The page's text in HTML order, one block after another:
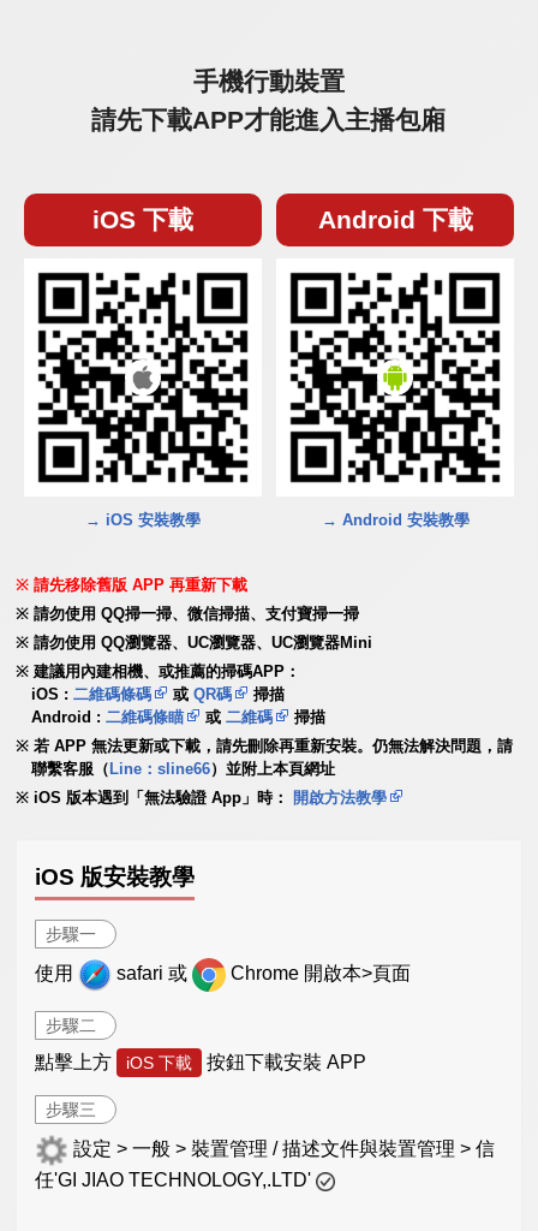
手機行動裝置
請先下載APP才能進入主播包廂
iOS 下載
→ iOS 安裝教學
Android 下載
→ Android 安裝教學
請先移除舊版 APP 再重新下載
請勿使用 QQ掃一掃、微信掃描、支付寶掃一掃
請勿使用 QQ瀏覽器、UC瀏覽器、UC瀏覽器Mini
建議用內建相機、或推薦的掃碼APP：
iOS :二維碼條碼 或QR碼
掃描
Android :二維碼條瞄 或二維碼
掃描
若 APP 無法更新或下載，請先刪除再重新安裝。仍無法解決問題，請
聯繫客服（ Line：sline66）並附上本頁網址
iOS 版本遇到「無法驗證 App」時：
開啟方法教學
iOS 版安裝教學
步驟一
使用 safari 或 Chrome 開啟本>頁面
步驟二
點擊上方 iOS 下載 按鈕下載安裝 APP
步驟三
設定 > 一般 > 裝置管理 / 描述文件與裝置管理 > 信
任'GI JIAO TECHNOLOGY,.LTD'